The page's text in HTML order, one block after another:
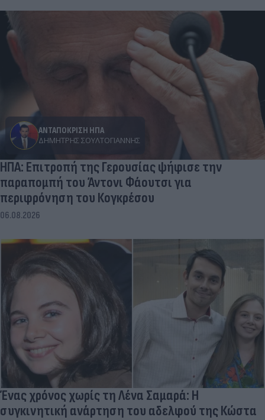
ΑΝΤΑΠΟΚΡΙΣΗ ΗΠΑ
ΔΗΜΉΤΡΗΣ ΣΟΥΛΤΟΓΙΆΝΝΗΣ
ΗΠΑ: Επιτροπή της Γερουσίας ψήφισε την
παραπομπή του Άντονι Φάουτσι για
περιφρόνηση του Κογκρέσου
06.08.2026
Ένας χρόνος χωρίς τη Λένα Σαμαρά: Η
συγκινητική ανάρτηση του αδελφού της Κώστα